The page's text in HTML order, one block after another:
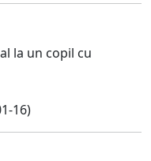
la un copil cu
16)